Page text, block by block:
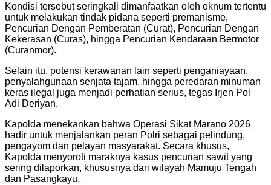
Kondisi tersebut seringkali dimanfaatkan oleh oknum tertentu
untuk melakukan tindak pidana seperti premanisme,
Pencurian Dengan Pemberatan (Curat), Pencurian Dengan
Kekerasan (Curas), hingga Pencurian Kendaraan Bermotor
(Curanmor).
Selain itu, potensi kerawanan lain seperti penganiayaan,
penyalahgunaan senjata tajam, hingga peredaran minuman
keras ilegal juga menjadi perhatian serius, tegas Irjen Pol
Adi Deriyan.
Kapolda menekankan bahwa Operasi Sikat Marano 2026
hadir untuk menjalankan peran Polri sebagai pelindung,
pengayom dan pelayan masyarakat. Secara khusus,
Kapolda menyoroti maraknya kasus pencurian sawit yang
sering dilaporkan, khususnya dari wilayah Mamuju Tengah
dan Pasangkayu.